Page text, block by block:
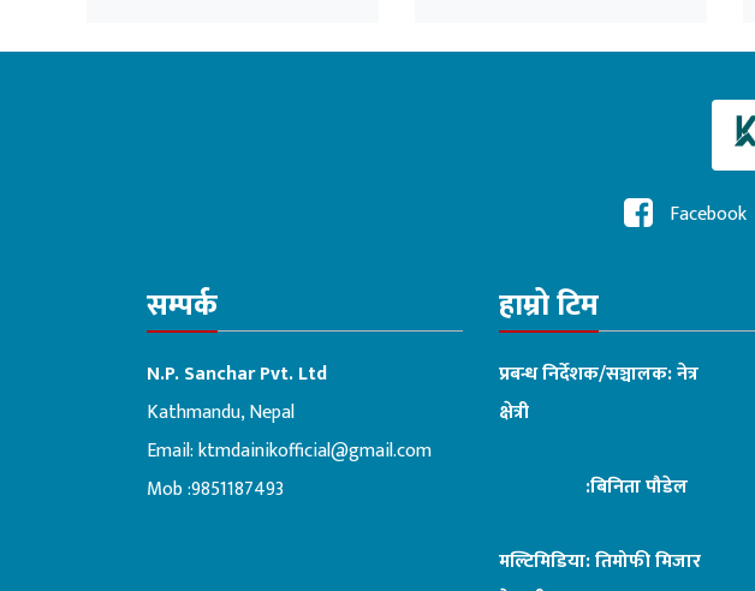
Facebook
सम्पर्क
N.P. Sanchar Pvt. Ltd
Kathmandu, Nepal
Email:ktmdainikofficial@gmail.com
Mob :9851187493
हाम्रो टिम
प्रबन्ध निर्देशक/सञ्चालक: नेत्र
क्षेत्री
:बिनिता पौडेल
मल्टिमिडिया: तिमोफी मिजार